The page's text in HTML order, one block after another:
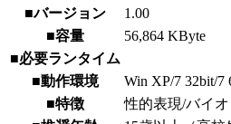
■バージョン
1.00
■容量
56,864 KByte
■必要ランタイム
■動作環境
Win XP/7 32bit/7
■特徴
性的表現/バイ